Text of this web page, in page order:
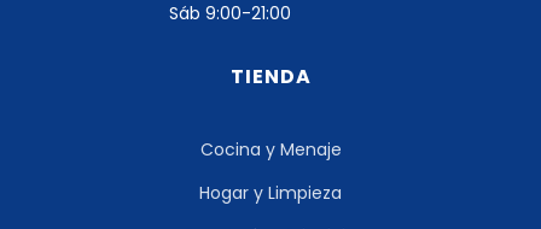
Sáb 9:00-21:00
TIENDA
Cocina y Menaje
Hogar y Limpieza